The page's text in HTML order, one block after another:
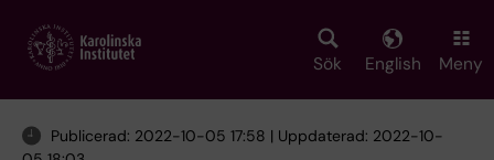
main
Sök English Meny
Publicerad: 2022-10-05 17:58 | Uppdaterad: 2022-10-